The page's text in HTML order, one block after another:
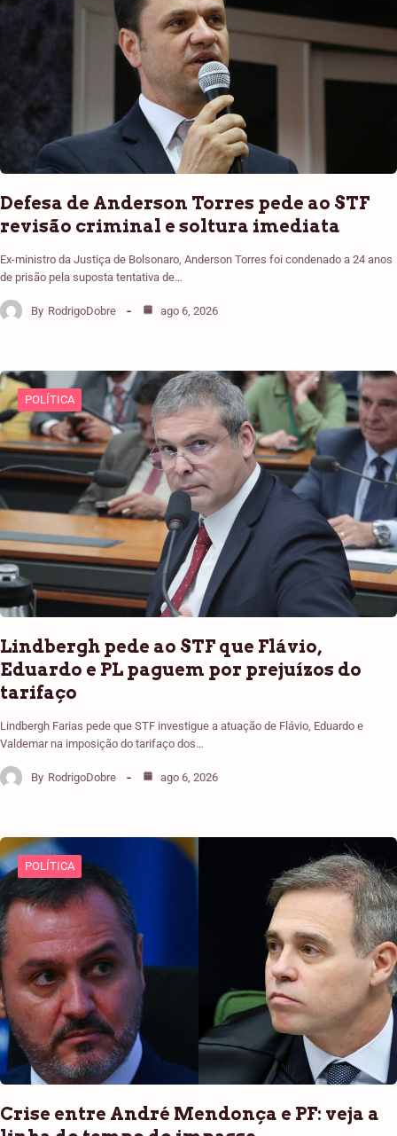
Defesa de Anderson Torres pede ao STF
revisão criminal e soltura imediata
Ex-ministro da Justiça de Bolsonaro, Anderson Torres foi condenado a 24 anos
de prisão pela suposta tentativa de…
By RodrigoDobre ago 6, 2026
POLÍTICA
Lindbergh pede ao STF que Flávio,
Eduardo e PL paguem por prejuízos do
tarifaço
Lindbergh Farias pede que STF investigue a atuação de Flávio, Eduardo e
Valdemar na imposição do tarifaço dos…
By RodrigoDobre ago 6, 2026
POLÍTICA
Crise entre André Mendonça e PF: veja a